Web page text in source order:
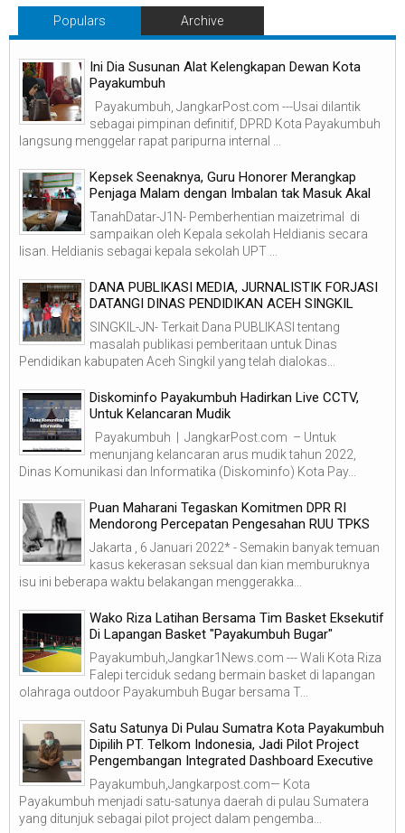
Populars Archive
Ini Dia Susunan Alat Kelengkapan Dewan Kota
Payakumbuh
Payakumbuh, JangkarPost.com ---Usai dilantik
sebagai pimpinan definitif, DPRD Kota Payakumbuh
langsung menggelar rapat paripurna internal ...
Kepsek Seenaknya, Guru Honorer Merangkap
Penjaga Malam dengan Imbalan tak Masuk Akal
TanahDatar-J1N- Pemberhentian maizetrimal di
sampaikan oleh Kepala sekolah Heldianis secara
lisan. Heldianis sebagai kepala sekolah UPT ...
DANA PUBLIKASI MEDIA, JURNALISTIK FORJASI
DATANGI DINAS PENDIDIKAN ACEH SINGKIL
SINGKIL-JN- Terkait Dana PUBLIKASI tentang
masalah publikasi pemberitaan untuk Dinas
Pendidikan kabupaten Aceh Singkil yang telah dialokas...
Diskominfo Payakumbuh Hadirkan Live CCTV,
Untuk Kelancaran Mudik
Payakumbuh | JangkarPost.com – Untuk
menunjang kelancaran arus mudik tahun 2022,
Dinas Komunikasi dan Informatika (Diskominfo) Kota Pay...
Puan Maharani Tegaskan Komitmen DPR RI
Mendorong Percepatan Pengesahan RUU TPKS
Jakarta , 6 Januari 2022* - Semakin banyak temuan
kasus kekerasan seksual dan kian memburuknya
isu ini beberapa waktu belakangan menggerakka...
Wako Riza Latihan Bersama Tim Basket Eksekutif
Di Lapangan Basket "Payakumbuh Bugar"
Payakumbuh,Jangkar1News.com --- Wali Kota Riza
Falepi terciduk sedang bermain basket di lapangan
olahraga outdoor Payakumbuh Bugar bersama T...
Satu Satunya Di Pulau Sumatra Kota Payakumbuh
Dipilih PT. Telkom Indonesia, Jadi Pilot Project
Pengembangan Integrated Dashboard Executive
Payakumbuh,Jangkarpost.com— Kota
Payakumbuh menjadi satu-satunya daerah di pulau Sumatera
yang ditunjuk sebagai pilot project dalam pengemba...